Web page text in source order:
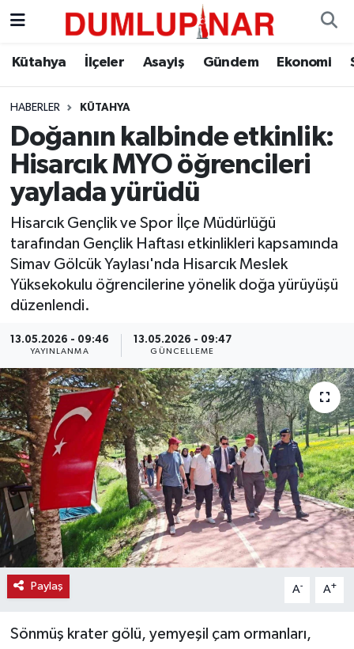
Kütahya İlçeler Asayiş Gündem Ekonomi
HABERLER KÜTAHYA
Doğanın kalbinde etkinlik:
Hisarcık MYO öğrencileri
yaylada yürüdü
Hisarcık Gençlik ve Spor İlçe Müdürlüğü
tarafından Gençlik Haftası etkinlikleri kapsamında
Simav Gölcük Yaylası'nda Hisarcık Meslek
Yüksekokulu öğrencilerine yönelik doğa yürüyüşü
düzenlendi.
13.05.2026 - 09:46
YAYINLANMA
13.05.2026 - 09:47
GÜNCELLEME
Paylaş A- A+
Sönmüş krater gölü, yemyeşil çam ormanları,
Asayiş
Diğer
Dünya
Eğitim
Ekonomi
Eleman
Emlak
Gündem
Haber
Haber İlanlar
Kültür-Sanat
Magazin
Resmi İlanlar
Sağlık
Seri İlan
Kütahya Hava Durumu
Kütahya Trafik Yoğunluk Haritası
Süper Lig Puan Durumu ve Fikstür
Tüm Manşetler
Son Dakika Haberleri
Haber Arşivi